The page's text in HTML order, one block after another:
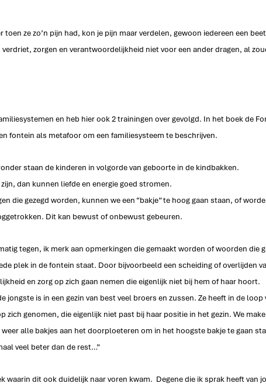
toen ze zo’n pijn had, kon je pijn maar verdelen, gewoon iedereen een
zorgen en verantwoordelijkheid niet voor een ander dragen, al
en heb hier ook 2 trainingen over gevolgd. In het boek de
fontein als metafoor om een familiesysteem te beschrijven.
staan de kinderen in volgorde van geboorte in de kindbakken.
dan kunnen liefde en energie goed stromen.
die gezegd worden, kunnen we een “bakje” te hoog gaan staan, of
Dit kan bewust of onbewust gebeuren.
tegen, ik merk aan opmerkingen die gemaakt worden of woorden die
plek in de fontein staat. Door bijvoorbeeld een scheiding of overlijden
en zorg op zich gaan nemen die eigenlijk niet bij hem of haar hoort.
jongste is in een gezin van best veel broers en zussen. Ze heeft in de loop
zich genomen, die eigenlijk niet past bij haar positie in het gezin. We
weer alle bakjes aan het doorploeteren om in het hoogste bakje te gaan
veel beter dan de rest…”
waarin dit ook duidelijk naar voren kwam.  Degene die ik sprak heeft van